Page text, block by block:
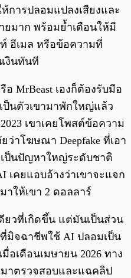
การปลอมแปลงเสียงและ
ยมาก พร้อมย้ำเตือนให้มี
อีเมล หรือข้อความที่
งินทันที
อ MrBeast เองก็ต้องรับมือ
นตัวเขามาพักใหญ่แล้ว
เขาเคยโพสต์ข้อความ
าโฆษณา Deepfake ที่เอา
ป็นปัญหาใหญ่ระดับชาติ
เคยแอบอ้างว่าเขาจะแจก
าให้เขา 2 ดอลลาร์
ยวที่เกิดขึ้น แต่มันเป็นส่วน
มิจฉาชีพใช้ AI ปลอมเป็น
อเดือนเมษายน 2026 ทาง
าตรวจสอบและแฉคลิป